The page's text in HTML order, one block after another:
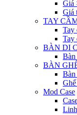
Giá
Giá
TAY
Tay
Tay
BÀN DI
Bàn
BÀN
Bàn
Mod Case